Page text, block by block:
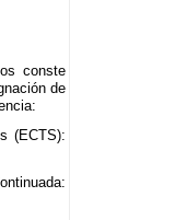
conste
de
(ECTS):